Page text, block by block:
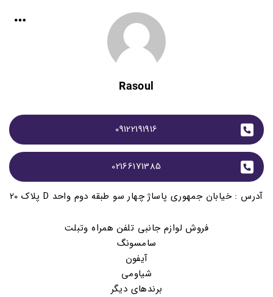
Rasoul
09122191916
02166171385
آدرس : خیابان جمهوری پاساژ چهار سو طبقه دوم واحد D پلاک 20
فروش لوازم جانبی تلفن همراه وتبلت
سامسونگ
آیفون
شیاومی
برندهای دیگر